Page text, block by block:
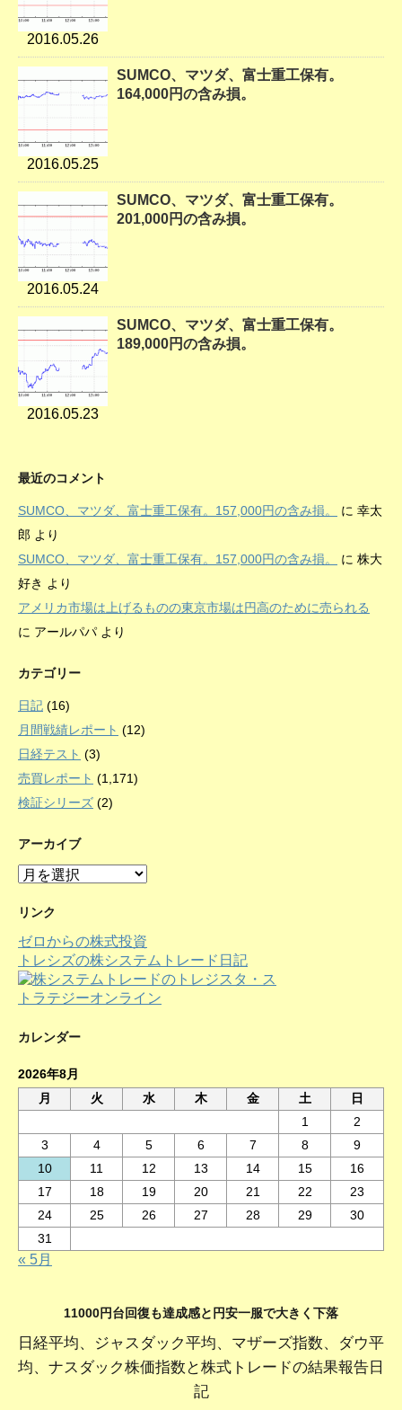
2016.05.26
2016.05.25
SUMCO、マツダ、富士重工保有。
164,000円の含み損。
2016.05.24
SUMCO、マツダ、富士重工保有。
201,000円の含み損。
2016.05.23
SUMCO、マツダ、富士重工保有。
189,000円の含み損。
最近のコメント
SUMCO、マツダ、富士重工保有。157,000円の含み損。 に 幸太
郎 より
SUMCO、マツダ、富士重工保有。157,000円の含み損。
に 株大
好き より
アメリカ市場は上げるものの東京市場は円高のために売られる
に アールパパ より
カテゴリー
日記 (16)
月間戦績レポート (12)
日経テスト (3)
売買レポート (1,171)
検証シリーズ (2)
アーカイブ
ア
カ
ブ
リンク
ゼロからの株式投資
トレシズの株システムトレード日記
カレンダー
2026年8月
月
火 水 木 金 土
日
1
2
3
4 5 6 7 8
9
10
11 12 13 14 15
16
17
18 19 20 21 22
23
24
25 26 27 28 29
30
31
« 5月
11000円台回復も達成感と円安一服で大きく下落
日経平均、ジャスダック平均、マザーズ指数、ダウ平
均、ナスダック株価指数と株式トレードの結果報告日
記